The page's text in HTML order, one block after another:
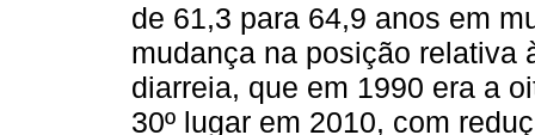
de 61,3 para 64,9 anos em
mudança na posição relativa
diarreia, que em 1990 era a
30º lugar em 2010, com